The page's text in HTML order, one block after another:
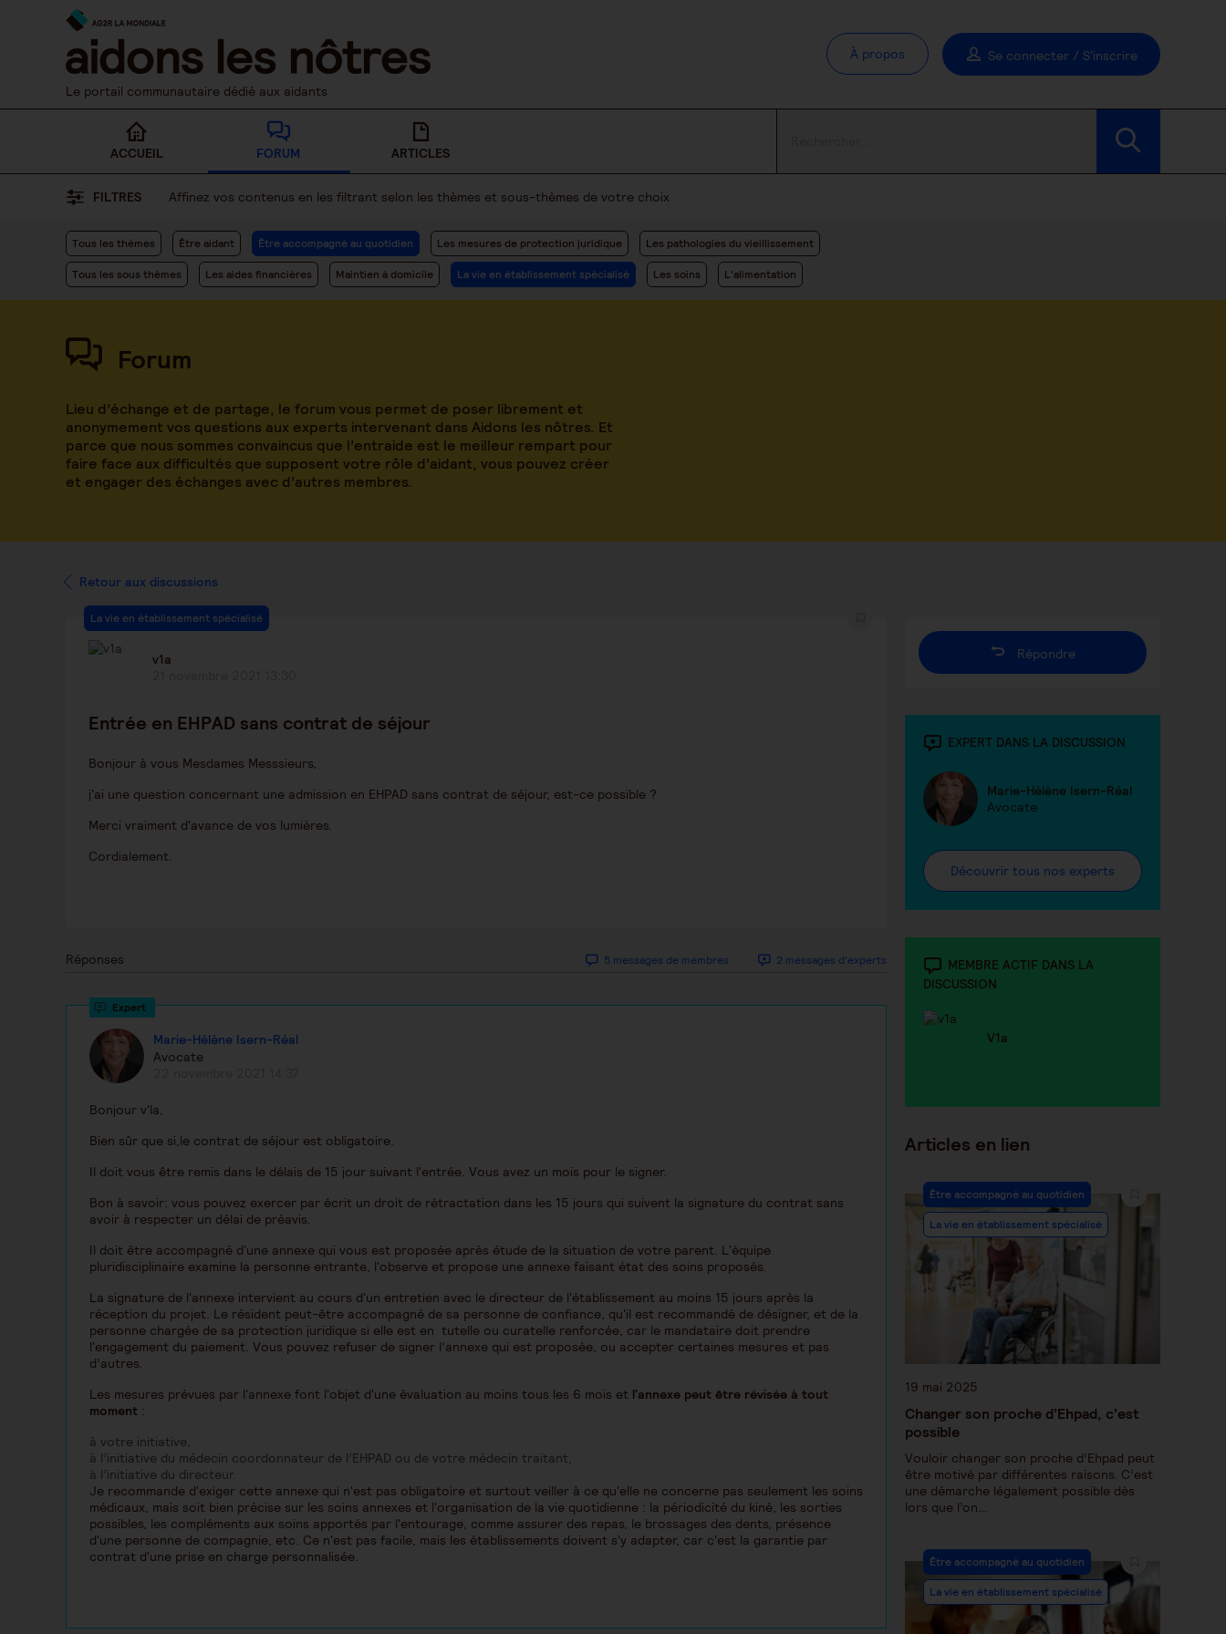
Le portail communautaire dédié aux aidants
À propos Se connecter / S'inscrire
ACCUEIL FORUM ARTICLES
FILTRES Affinez vos contenus en les filtrant selon les thèmes et sous-thèmes de votre choix
Tous les thèmes Être aidant Être accompagné au quotidien
Tous les sous thèmes Les aides financières Maintien à domicile La vie en établissement spécialisé Les soins L'alimentation
Les mesures de protection juridique Les pathologies du vieillissement
Forum
Lieu d’échange et de partage, le forum vous permet de poser librement et
anonymement vos questions aux experts intervenant dans Aidons les nôtres. Et
parce que nous sommes convaincus que l’entraide est le meilleur rempart pour
faire face aux difficultés que supposent votre rôle d’aidant, vous pouvez créer
et engager des échanges avec d’autres membres.
Retour aux discussions
La vie en établissement spécialisé
v1a
Entrée en EHPAD sans contrat de séjour
Bonjour à vous Mesdames Messsieurs,
j'ai une question concernant une admission en EHPAD sans contrat de séjour, est-ce possible ?
Merci vraiment d'avance de vos lumières.
Cordialement.
Réponses 5 messages de membres 2 messages d'experts
Marie-Hélène Isern-Réal
Avocate
Bonjour v'la,
Bien sûr que si,le contrat de séjour est obligatoire.
Il doit vous être remis dans le délais de 15 jour suivant l'entrée. Vous avez un mois pour le signer.
Bon à savoir: vous pouvez exercer par écrit un droit de rétractation dans les 15 jours qui suivent la signature du contrat sans
avoir à respecter un délai de préavis.
Il doit être accompagné d'une annexe qui vous est proposée après étude de la situation de votre parent. L'équipe
pluridisciplinaire examine la personne entrante, l'observe et propose une annexe faisant état des soins proposés.
La signature de l'annexe intervient au cours d'un entretien avec le directeur de l'établissement au moins 15 jours après la
réception du projet. Le résident peut-être accompagné de sa personne de confiance, qu'il est recommandé de désigner, et de la
personne chargée de sa protection juridique si elle est en tutelle ou curatelle renforcée, car le mandataire doit prendre
l'engagement du paiement. Vous pouvez refuser de signer l’annexe qui est proposée, ou accepter certaines mesures et pas
d’autres.
Les mesures prévues par l'annexe font l'objet d'une évaluation au moins tous les 6 mois et l'annexe peut être révisée à tout
moment :
à votre initiative,
à l’initiative du médecin coordonnateur de l’EHPAD ou de votre médecin traitant,
à l’initiative du directeur.
Je recommande d'exiger cette annexe qui n'est pas obligatoire et surtout veiller à ce qu'elle ne concerne pas seulement les soins
médicaux, mais soit bien précise sur les soins annexes et l'organisation de la vie quotidienne : la périodicité du kiné, les sorties
possibles, les compléments aux soins apportés par l'entourage, comme assurer des repas, le brossages des dents, présence
d'une personne de compagnie, etc. Ce n'est pas facile, mais les établissements doivent s'y adapter, car c'est la garantie par
contrat d'une prise en charge personnalisée.
Répondre
EXPERT DANS LA DISCUSSION
Marie-Hélène Isern-Réal
Avocate
Découvrir tous nos experts
MEMBRE ACTIF DANS LA
DISCUSSION
V1a
Articles en lien
Être accompagné au quotidien
La vie en établissement spécialisé
19 mai 2025
Changer son proche d’Ehpad, c’est
possible
Vouloir changer son proche d’Ehpad peut
être motivé par différentes raisons. C’est
une démarche légalement possible dès
lors que l’on…
Être accompagné au quotidien
La vie en établissement spécialisé